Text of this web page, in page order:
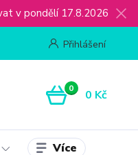
v pondělí 17.8.2026
Přihlášení
0 0 Kč
Více